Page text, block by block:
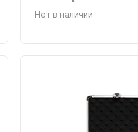
Нет в наличии